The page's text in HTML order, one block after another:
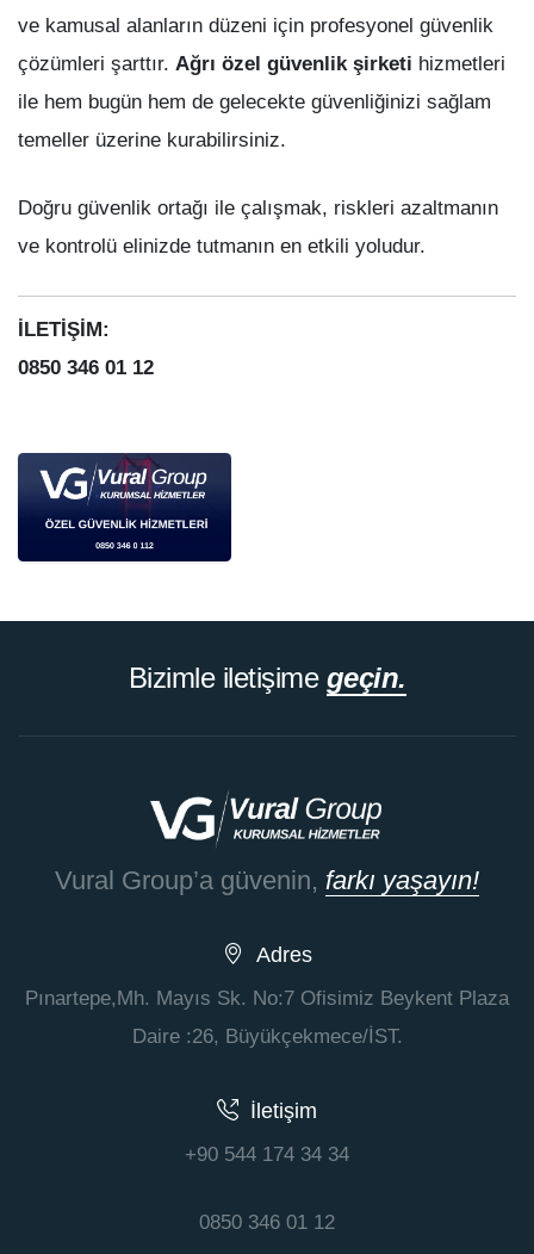
ve kamusal alanların düzeni için profesyonel güvenlik
çözümleri şarttır. Ağrı özel güvenlik şirketi hizmetleri
ile hem bugün hem de gelecekte güvenliğinizi sağlam
temeller üzerine kurabilirsiniz.
Doğru güvenlik ortağı ile çalışmak, riskleri azaltmanın
ve kontrolü elinizde tutmanın en etkili yoludur.
İLETİŞİM:
0850 346 01 12
Bizimle iletişime geçin.
Vural Group’a güvenin, farkı yaşayın!
Adres
Pınartepe,Mh. Mayıs Sk. No:7 Ofisimiz Beykent Plaza
Daire :26, Büyükçekmece/İST.
İletişim
+90 544 174 34 34
0850 346 01 12